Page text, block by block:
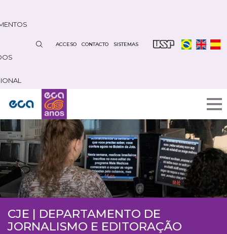
contenido
ACCESO CONTACTO SISTEMAS
CJE | DEPARTAMENTO DE
JORNALISMO E EDITORAÇÃO